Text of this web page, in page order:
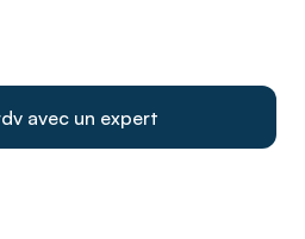
avec un expert